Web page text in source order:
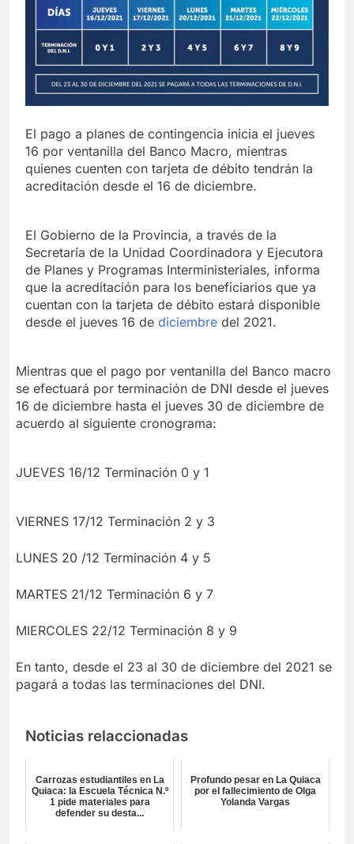
El pago a planes de contingencia inicia el jueves
16 por ventanilla del Banco Macro, mientras
quienes cuenten con tarjeta de débito tendrán la
acreditación desde el 16 de diciembre.
El Gobierno de la Provincia, a través de la
Secretaría de la Unidad Coordinadora y Ejecutora
de Planes y Programas Interministeriales, informa
que la acreditación para los beneficiarios que ya
cuentan con la tarjeta de débito estará disponible
desde el jueves 16 de diciembre del 2021.
Mientras que el pago por ventanilla del Banco macro
se efectuará por terminación de DNI desde el jueves
16 de diciembre hasta el jueves 30 de diciembre de
acuerdo al siguiente cronograma:
JUEVES 16/12 Terminación 0 y 1
VIERNES 17/12 Terminación 2 y 3
LUNES 20 /12 Terminación 4 y 5
MARTES 21/12 Terminación 6 y 7
MIERCOLES 22/12 Terminación 8 y 9
En tanto, desde el 23 al 30 de diciembre del 2021 se
pagará a todas las terminaciones del DNI.
Noticias relaccionadas
Carrozas estudiantiles en La
Quiaca: la Escuela Técnica N.º
1 pide materiales para
defender su desta...
Profundo pesar en La Quiaca
por el fallecimiento de Olga
Yolanda Vargas